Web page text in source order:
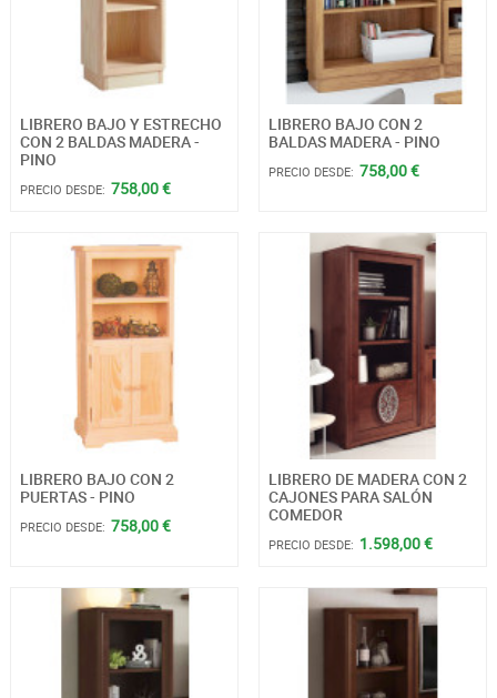
LIBRERO BAJO Y ESTRECHO
CON 2 BALDAS MADERA -
PINO
PRECIO DESDE: 758,00 €
LIBRERO BAJO CON 2
BALDAS MADERA - PINO
PRECIO DESDE: 758,00 €
LIBRERO BAJO CON 2
PUERTAS - PINO
PRECIO DESDE: 758,00 €
LIBRERO DE MADERA CON 2
CAJONES PARA SALÓN
COMEDOR
PRECIO DESDE: 1.598,00 €